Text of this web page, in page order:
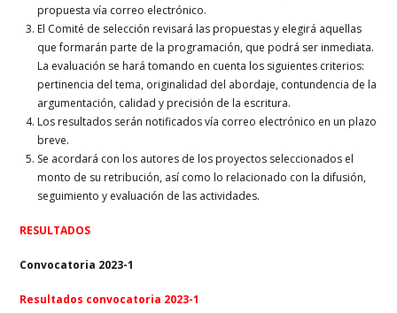
propuesta vía correo electrónico.
El Comité de selección revisará las propuestas y elegirá aquellas
que formarán parte de la programación, que podrá ser inmediata.
La evaluación se hará tomando en cuenta los siguientes criterios:
pertinencia del tema, originalidad del abordaje, contundencia de la
argumentación, calidad y precisión de la escritura.
Los resultados serán notificados vía correo electrónico en un plazo
breve.
Se acordará con los autores de los proyectos seleccionados el
monto de su retribución, así como lo relacionado con la difusión,
seguimiento y evaluación de las actividades.
RESULTADOS
Convocatoria 2023-1
Resultados convocatoria 2023-1